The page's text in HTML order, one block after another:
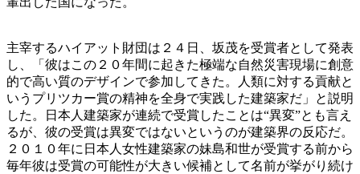
主宰するハイアット財団は２４日、坂茂を受賞者として発表
し、「彼はこの２０年間に起きた極端な自然災害現場に創意
的で高い質のデザインで参加してきた。人類に対する貢献と
いうプリツカー賞の精神を全身で実践した建築家だ」と説明
した。日本人建築家が連続で受賞したことは“異変”とも言え
るが、彼の受賞は異変ではないというのが建築界の反応だ。
２０１０年に日本人女性建築家の妹島和世が受賞する前から
毎年彼は受賞の可能性が大きい候補として名前が挙がり続け